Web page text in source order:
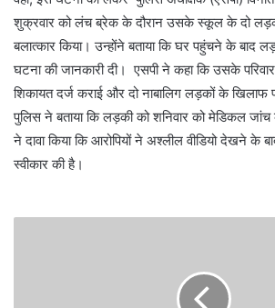
शुक्रवार को लंच ब्रेक के दौरान उसके स्कूल के दो
बलात्कार किया। उन्होंने बताया कि घर पहुंचने के बाद
घटना की जानकारी दी। एसपी ने कहा कि उसके
शिकायत दर्ज कराई और दो नाबालिग लड़कों के खिलाफ
पुलिस ने बताया कि लड़की को शनिवार को मेडिकल
ने दावा किया कि आरोपियों ने अश्लील वीडियो देखने के
स्वीकार की है।